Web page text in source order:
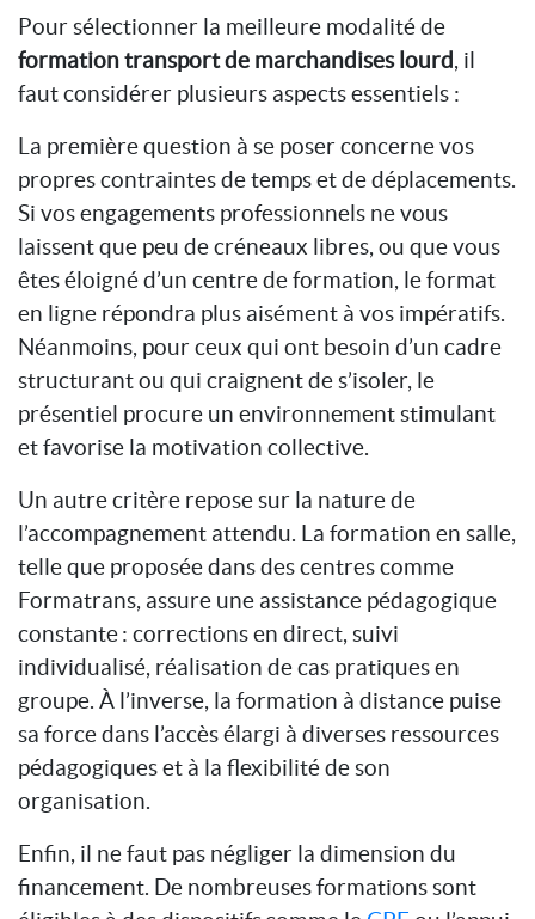
Pour sélectionner la meilleure modalité de
formation transport de marchandises lourd, il
faut considérer plusieurs aspects essentiels :
La première question à se poser concerne vos
propres contraintes de temps et de déplacements.
Si vos engagements professionnels ne vous
laissent que peu de créneaux libres, ou que vous
êtes éloigné d’un centre de formation, le format
en ligne répondra plus aisément à vos impératifs.
Néanmoins, pour ceux qui ont besoin d’un cadre
structurant ou qui craignent de s’isoler, le
présentiel procure un environnement stimulant
et favorise la motivation collective.
Un autre critère repose sur la nature de
l’accompagnement attendu. La formation en salle,
telle que proposée dans des centres comme
Formatrans, assure une assistance pédagogique
constante : corrections en direct, suivi
individualisé, réalisation de cas pratiques en
groupe. À l’inverse, la formation à distance puise
sa force dans l’accès élargi à diverses ressources
pédagogiques et à la flexibilité de son
organisation.
Enfin, il ne faut pas négliger la dimension du
financement. De nombreuses formations sont